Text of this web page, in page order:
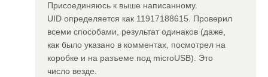
Присоединяюсь к выше написанному.
UID определяется как 11917188615. Проверил
всеми способами, результат одинаков (даже,
как было указано в комментах, посмотрел на
коробке и на разъеме под microUSB). Это
число везде.